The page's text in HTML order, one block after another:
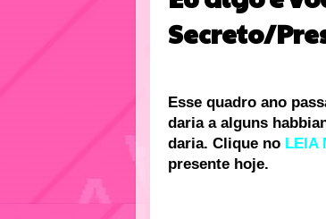
Secreto/
Esse quadro ano
daria a alguns
daria. Clique no LEIA
presente hoje.